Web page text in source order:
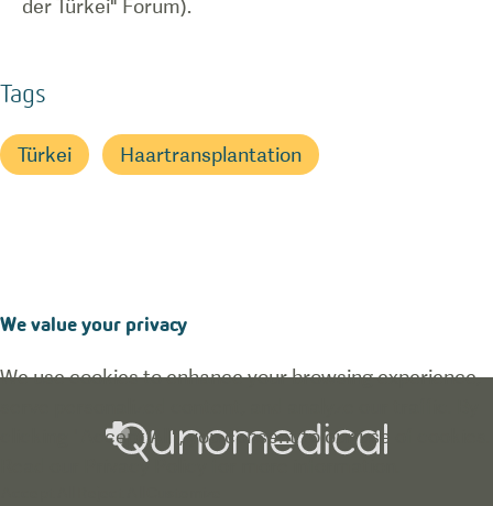
der Türkei" Forum).
Tags
Türkei Haartransplantation
We value your privacy
We use cookies to enhance your browsing experience,
clicking "Accept All", you consent to our use of cookies.
Privacy Policy